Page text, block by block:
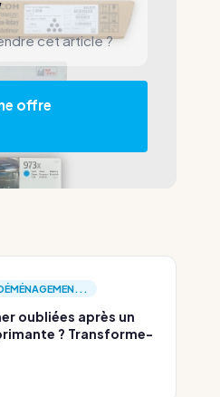
cet article ?
offre
oubliées après un
? Transforme-